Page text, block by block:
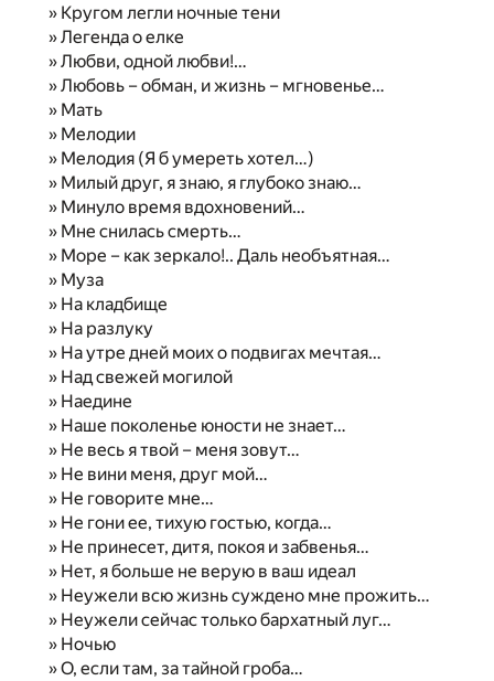
» Кругом легли ночные тени
» Легенда о елке
» Любви, одной любви!…
» Любовь – обман, и жизнь – мгновенье…
» Мать
» Мелодии
» Мелодия (Я б умереть хотел…)
» Милый друг, я знаю, я глубоко знаю…
» Минуло время вдохновений…
» Мне снилась смерть…
» Море – как зеркало!.. Даль необъятная…
» Муза
» На кладбище
» На разлуку
» На утре дней моих о подвигах мечтая…
» Над свежей могилой
» Наедине
» Наше поколенье юности не знает…
» Не весь я твой – меня зовут…
» Не вини меня, друг мой…
» Не говорите мне…
» Не гони ее, тихую гостью, когда…
» Не принесет, дитя, покоя и забвенья…
» Нет, я больше не верую в ваш идеал
» Неужели всю жизнь суждено мне прожить…
» Неужели сейчас только бархатный луг…
» Ночью
» О, если там, за тайной гроба…